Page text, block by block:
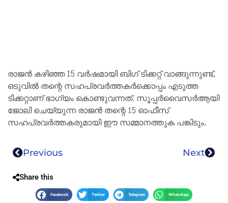
രാജൻ കഴിഞ്ഞ 15 വർഷമായി ബിഗ് ടിക്കറ്റ് വാങ്ങുന്നുണ്ട്,
ഒടുവിൽ തന്റെ സഹപ്രവർത്തകർക്കൊപ്പം എടുത്ത
ടിക്കറ്റാണ് ഭാഗ്യം കൊണ്ടുവന്നത്. സൂപ്പർവൈസർആയി
ജോലി ചെയ്യുന്ന രാജൻ തന്റെ 15 ഓഫീസ്
സഹപ്രവർത്തകരുമായി ഈ സമ്മാനത്തുക പങ്കിടും.
Previous Next
Share this
Facebook Twitter Telegram WhatsApp